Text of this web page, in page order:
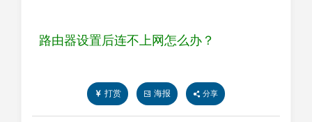
路由器设置后连不上网怎么办？
打赏 海报 分享